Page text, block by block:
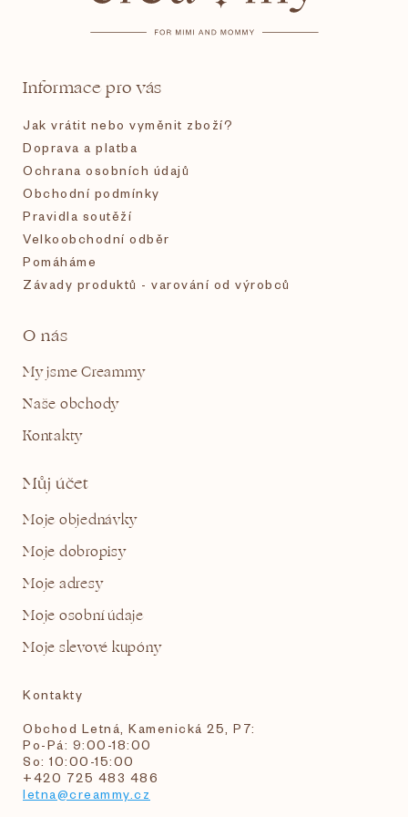
Informace pro vás
Jak vrátit nebo vyměnit zboží?
Doprava a platba
Ochrana osobních údajů
Obchodní podmínky
Pravidla soutěží
Velkoobchodní odběr
Pomáháme
Závady produktů - varování od výrobců
O nás
My jsme Creammy
Naše obchody
Kontakty
Můj účet
Moje objednávky
Moje dobropisy
Moje adresy
Moje osobní údaje
Moje slevové kupóny
Kontakty
Obchod Letná, Kamenická 25, P7:
Po-Pá: 9:00-18:00
So: 10:00-15:00
+420 725 483 486
letna@creammy.cz